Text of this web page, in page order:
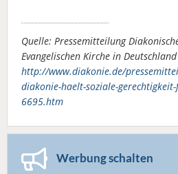
Quelle: Pressemitteilung
Evangelischen Kirche in
http://www.diakonie.de/
diakonie-haelt-soziale-
6695.htm
Werbung schalten